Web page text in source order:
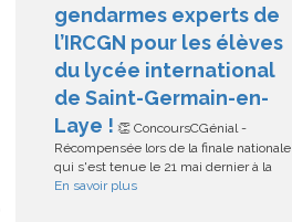
gendarmes experts de
l’IRCGN pour les élèves
du lycée international
de Saint-Germain-en-
Laye ! 👏 ConcoursCGénial -
Récompensée lors de la finale nationale
qui s'est tenue le 21 mai dernier à la
En savoir plus